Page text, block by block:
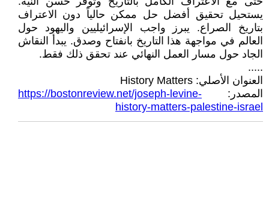
يستحيل تحقيق أفضل حل ممكن حالياً دون الاعتراف
بتاريخ الصراع. يبرز واجب الإسرائيليين واليهود حول
العالم في مواجهة هذا التاريخ بانفتاح وصدق. يبدأ النقاش
الجاد حول مسار العمل النهائي عند تحقق ذلك فقط.
.....
العنوان الأصلي: History Matters
المصدر: https://bostonreview.net/joseph-levine-
history-matters-palestine-israel